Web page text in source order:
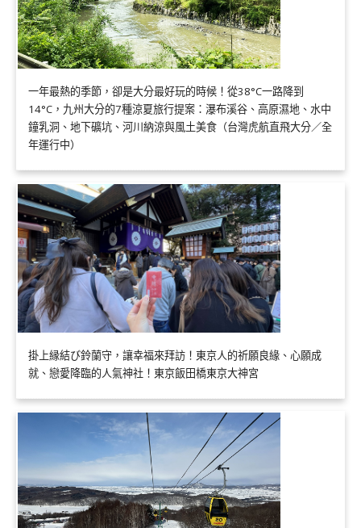
一年最熱的季節，卻是大分最好玩的時候！從38°C一路降到
14°C，九州大分的7種涼夏旅行提案：瀑布溪谷、高原濕地、水中
鐘乳洞、地下礦坑、河川納涼與風土美食（台灣虎航直飛大分／全
年運行中）
掛上縁結び鈴蘭守，讓幸福來拜訪！東京人的祈願良緣、心願成
就、戀愛降臨的人氣神社！東京飯田橋東京大神宮